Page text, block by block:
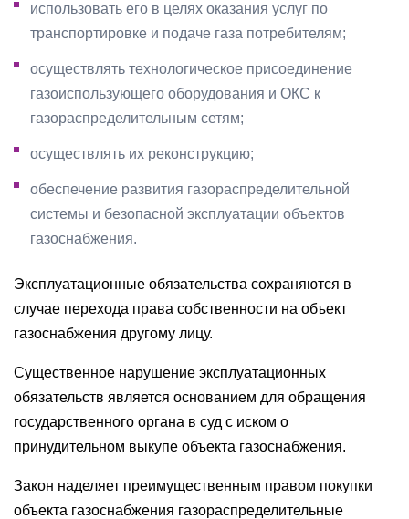
использовать его в целях оказания услуг по
транспортировке и подаче газа потребителям;
осуществлять технологическое присоединение
газоиспользующего оборудования и ОКС к
газораспределительным сетям;
осуществлять их реконструкцию;
обеспечение развития газораспределительной
системы и безопасной эксплуатации объектов
газоснабжения.
Эксплуатационные обязательства сохраняются в
случае перехода права собственности на объект
газоснабжения другому лицу.
Существенное нарушение эксплуатационных
обязательств является основанием для обращения
государственного органа в суд с иском о
принудительном выкупе объекта газоснабжения.
Закон наделяет преимущественным правом покупки
объекта газоснабжения газораспределительные